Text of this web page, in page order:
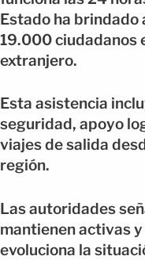
Estado ha brindado
19.000 ciudadanos
extranjero.
Esta asistencia
seguridad, apoyo
viajes de salida
región.
Las autoridades
mantienen activas
evoluciona la